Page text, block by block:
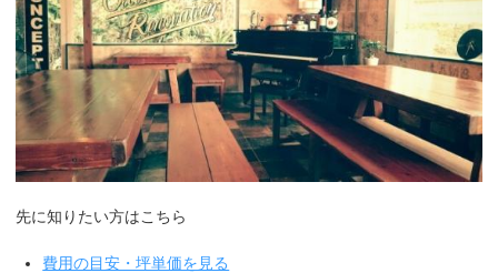
先に知りたい方はこちら
費用の目安・坪単価を見る